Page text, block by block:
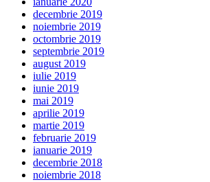
decembrie 2019
noiembrie 2019
octombrie 2019
septembrie 2019
august 2019
iulie 2019
iunie 2019
mai 2019
aprilie 2019
martie 2019
februarie 2019
ianuarie 2019
decembrie 2018
noiembrie 2018